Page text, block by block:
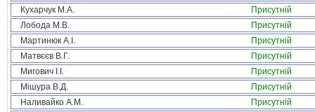
Кухарчук М.А.
Присутній
Лобода М.В.
Присутній
Мартинюк А.І.
Присутній
Матвєєв В.Г.
Присутній
Мигович І.І.
Присутній
Мішура В.Д.
Присутній
Наливайко А.М.
Присутній